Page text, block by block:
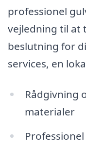
professionel
vejledning til at
beslutning for
services, en
Rådgivning
materialer